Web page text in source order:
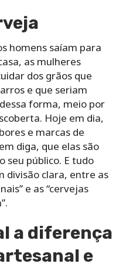
homens saíam para
as mulheres
dos grãos que
e que seriam
forma, meio por
Hoje em dia,
e marcas de
diga, que elas são
seu público. E tudo
divisão clara, entre as
e as “cervejas
a diferença
e